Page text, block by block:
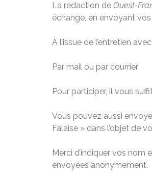
La rédaction de Ouest-
échange, en envoyant
À l’issue de l’entretien
Par mail ou par courrier
Pour participer, il vous
Vous pouvez aussi
Falaise » dans l’objet de
Merci d’indiquer vos
envoyées anonymement.